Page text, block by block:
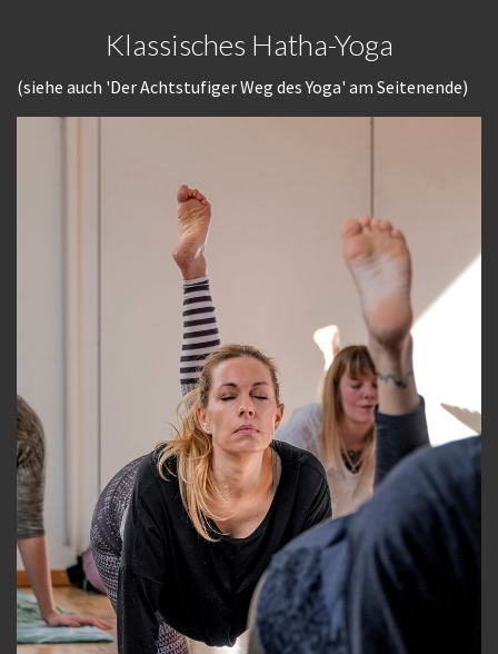
Klassisches Hatha-Yoga
(siehe auch 'Der Achtstufiger Weg des Yoga' am Seitenende)